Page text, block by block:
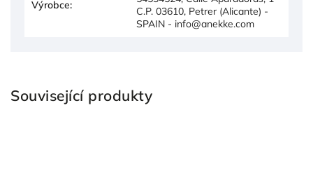
Výrobce:
C.P. 03610, Petrer (Alicante) -
SPAIN - info@anekke.com
Související produkty